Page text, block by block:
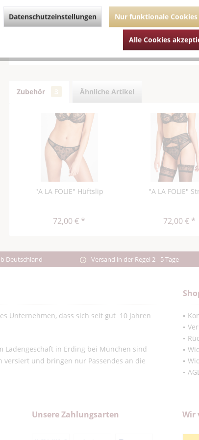
Weiterführende Links zu ""A LA FOLIE"
Zubehör Ähnliche Artikel
"A LA FOLIE" Hüftslip
72,00 € *
"A LA FOLIE"
72,00 € *
Deutschland Versand in der Regel 2 - 5 Tage
Unternehmen, dass sich seit gut 10 Jahren
Ladengeschäft in Erding bei München sind
und bringen nur Passendes an die
Unsere Zahlungsarten Wir
Datenschutzeinstellungen Nur funktionale
Alle Cookies